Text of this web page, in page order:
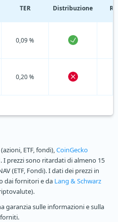
TER Distribuzione
0,09 %
0,20 %
(azioni, ETF, fondi), CoinGecko
I prezzi sono ritardati di almeno 15
(ETF, Fondi). I dati dei prezzi in
dai fornitori e da Lang & Schwarz
garanzia sulle informazioni e sulla